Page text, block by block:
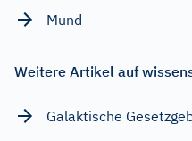
Mund
Weitere Artikel auf
Galaktische